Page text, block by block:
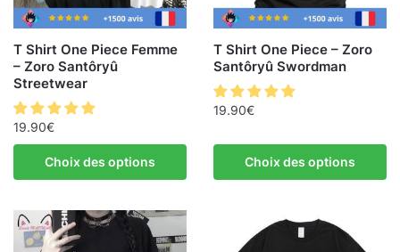
T Shirt One Piece Femme
– Zoro Santôryû
Streetwear
19.90€
Choix des options
T Shirt One Piece – Zoro
Santôryû Swordman
19.90€
Choix des options